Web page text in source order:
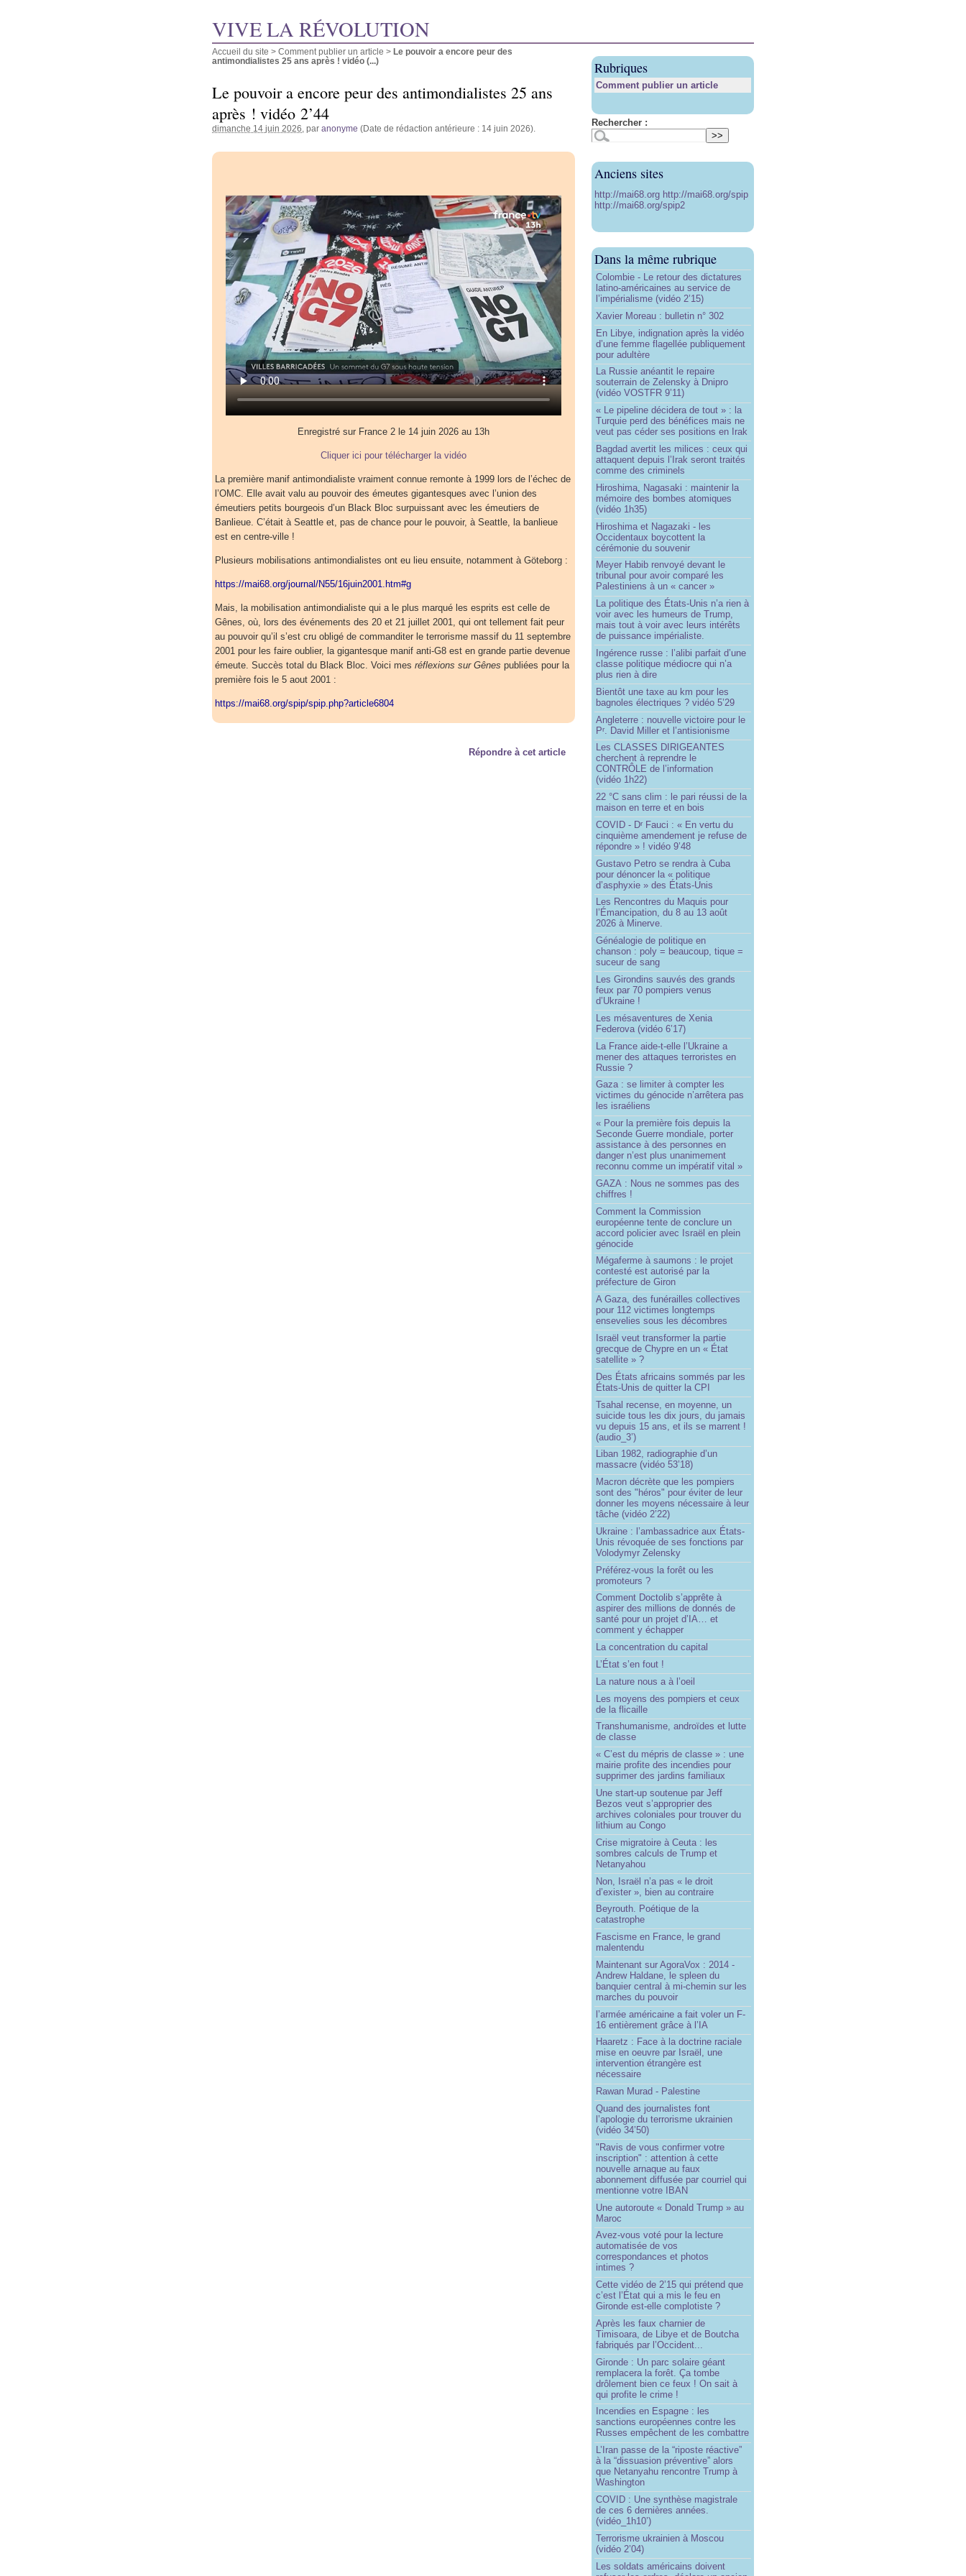
VIVE LA RÉVOLUTION
Accueil du site > Comment publier un article > Le pouvoir a encore peur des
antimondialistes 25 ans après ! vidéo (...)
Le pouvoir a encore peur des antimondialistes 25 ans
après ! vidéo 2’44
dimanche 14 juin 2026 , par anonyme (Date de rédaction antérieure : 14 juin 2026).
Enregistré sur France 2 le 14 juin 2026 au 13h
Cliquer ici pour télécharger la vidéo
La première manif antimondialiste vraiment connue remonte à 1999 lors de l’échec de
l’OMC. Elle avait valu au pouvoir des émeutes gigantesques avec l’union des
émeutiers petits bourgeois d’un Black Bloc surpuissant avec les émeutiers de
Banlieue. C’était à Seattle et, pas de chance pour le pouvoir, à Seattle, la banlieue
est en centre-ville !
Plusieurs mobilisations antimondialistes ont eu lieu ensuite, notamment à Göteborg :
https://mai68.org/journal/N55/16juin2001.htm#g
Mais, la mobilisation antimondialiste qui a le plus marqué les esprits est celle de
Gênes, où, lors des événements des 20 et 21 juillet 2001, qui ont tellement fait peur
au pouvoir qu’il s’est cru obligé de commanditer le terrorisme massif du 11 septembre
2001 pour les faire oublier, la gigantesque manif anti-G8 est en grande partie devenue
émeute. Succès total du Black Bloc. Voici mes réflexions sur Gênes publiées pour la
première fois le 5 aout 2001 :
https://mai68.org/spip/spip.php?article6804
Répondre à cet article
Rubriques
Comment publier un article
Rechercher :
Anciens sites
http://mai68.org http://mai68.org/spip
http://mai68.org/spip2
Dans la même rubrique
Colombie - Le retour des dictatures
latino-américaines au service de
l’impérialisme (vidéo 2’15)
Xavier Moreau : bulletin n° 302
En Libye, indignation après la vidéo
d’une femme flagellée publiquement
pour adultère
La Russie anéantit le repaire
souterrain de Zelensky à Dnipro
(vidéo VOSTFR 9’11)
« Le pipeline décidera de tout » : la
Turquie perd des bénéfices mais ne
veut pas céder ses positions en Irak
Bagdad avertit les milices : ceux qui
attaquent depuis l’Irak seront traités
comme des criminels
Hiroshima, Nagasaki : maintenir la
mémoire des bombes atomiques
(vidéo 1h35)
Hiroshima et Nagazaki - les
Occidentaux boycottent la
cérémonie du souvenir
Meyer Habib renvoyé devant le
tribunal pour avoir comparé les
Palestiniens à un « cancer »
La politique des États-Unis n’a rien à
voir avec les humeurs de Trump,
mais tout à voir avec leurs intérêts
de puissance impérialiste.
Ingérence russe : l’alibi parfait d’une
classe politique médiocre qui n’a
plus rien à dire
Bientôt une taxe au km pour les
bagnoles électriques ? vidéo 5’29
Angleterre : nouvelle victoire pour le
Pr
. David Miller et l’antisionisme
Les CLASSES DIRIGEANTES
cherchent à reprendre le
CONTRÔLE de l’information
(vidéo 1h22)
22 °C sans clim : le pari réussi de la
maison en terre et en bois
COVID - Dr Fauci : « En vertu du
cinquième amendement je refuse de
répondre » ! vidéo 9’48
Gustavo Petro se rendra à Cuba
pour dénoncer la « politique
d’asphyxie » des États-Unis
Les Rencontres du Maquis pour
l’Émancipation, du 8 au 13 août
2026 à Minerve.
Généalogie de politique en
chanson : poly = beaucoup, tique =
suceur de sang
Les Girondins sauvés des grands
feux par 70 pompiers venus
d’Ukraine !
Les mésaventures de Xenia
Federova (vidéo 6’17)
La France aide-t-elle l’Ukraine a
mener des attaques terroristes en
Russie ?
Gaza : se limiter à compter les
victimes du génocide n’arrêtera pas
les israéliens
« Pour la première fois depuis la
Seconde Guerre mondiale, porter
assistance à des personnes en
danger n’est plus unanimement
reconnu comme un impératif vital »
GAZA : Nous ne sommes pas des
chiffres !
Comment la Commission
européenne tente de conclure un
accord policier avec Israël en plein
génocide
Mégaferme à saumons : le projet
contesté est autorisé par la
préfecture de Giron
A Gaza, des funérailles collectives
pour 112 victimes longtemps
ensevelies sous les décombres
Israël veut transformer la partie
grecque de Chypre en un « État
satellite » ?
Des États africains sommés par les
États-Unis de quitter la CPI
Tsahal recense, en moyenne, un
suicide tous les dix jours, du jamais
vu depuis 15 ans, et ils se marrent !
(audio_3’)
Liban 1982, radiographie d’un
massacre (vidéo 53’18)
Macron décrète que les pompiers
sont des "héros" pour éviter de leur
donner les moyens nécessaire à leur
tâche (vidéo 2’22)
Ukraine : l’ambassadrice aux États-
Unis révoquée de ses fonctions par
Volodymyr Zelensky
Préférez-vous la forêt ou les
promoteurs ?
Comment Doctolib s’apprête à
aspirer des millions de donnés de
santé pour un projet d’IA… et
comment y échapper
La concentration du capital
L’État s’en fout !
La nature nous a à l’oeil
Les moyens des pompiers et ceux
de la flicaille
Transhumanisme, androïdes et lutte
de classe
« C’est du mépris de classe » : une
mairie profite des incendies pour
supprimer des jardins familiaux
Une start-up soutenue par Jeff
Bezos veut s’approprier des
archives coloniales pour trouver du
lithium au Congo
Crise migratoire à Ceuta : les
sombres calculs de Trump et
Netanyahou
Non, Israël n’a pas « le droit
d’exister », bien au contraire
Beyrouth. Poétique de la
catastrophe
Fascisme en France, le grand
malentendu
Maintenant sur AgoraVox : 2014 -
Andrew Haldane, le spleen du
banquier central à mi-chemin sur les
marches du pouvoir
l’armée américaine a fait voler un F-
16 entièrement grâce à l’IA
Haaretz : Face à la doctrine raciale
mise en oeuvre par Israël, une
intervention étrangère est
nécessaire
Rawan Murad - Palestine
Quand des journalistes font
l’apologie du terrorisme ukrainien
(vidéo 34’50)
"Ravis de vous confirmer votre
inscription" : attention à cette
nouvelle arnaque au faux
abonnement diffusée par courriel qui
mentionne votre IBAN
Une autoroute « Donald Trump » au
Maroc
Avez-vous voté pour la lecture
automatisée de vos
correspondances et photos
intimes ?
Cette vidéo de 2’15 qui prétend que
c’est l’État qui a mis le feu en
Gironde est-elle complotiste ?
Après les faux charnier de
Timisoara, de Libye et de Boutcha
fabriqués par l’Occident...
Gironde : Un parc solaire géant
remplacera la forêt. Ça tombe
drôlement bien ce feux ! On sait à
qui profite le crime !
Incendies en Espagne : les
sanctions européennes contre les
Russes empêchent de les combattre
L’Iran passe de la “riposte réactive”
à la “dissuasion préventive” alors
que Netanyahu rencontre Trump à
Washington
COVID : Une synthèse magistrale
de ces 6 dernières années.
(vidéo_1h10’)
Terrorisme ukrainien à Moscou
(vidéo 2’04)
Les soldats américains doivent